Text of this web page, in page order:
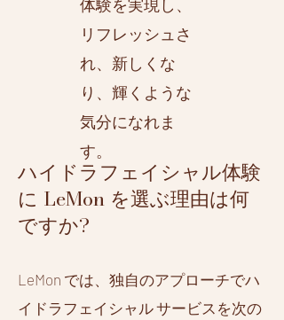
体験を実現し、
リフレッシュさ
れ、新しくな
り、輝くような
気分になれま
す。
ハイドラフェイシャル体験
に LeMon を選ぶ理由は何
ですか?
LeMon では、独自のアプローチでハ
イドラフェイシャル サービスを次の